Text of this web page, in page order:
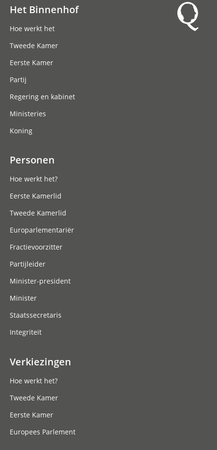
Het Binnenhof
Hoe werkt het
Tweede Kamer
Eerste Kamer
Partij
Regering en kabinet
Ministeries
Koning
Personen
Hoe werkt het?
Eerste Kamerlid
Tweede Kamerlid
Europarlementariër
Fractievoorzitter
Partijleider
Minister-president
Minister
Staatssecretaris
Integriteit
Verkiezingen
Hoe werkt het?
Tweede Kamer
Eerste Kamer
Europees Parlement